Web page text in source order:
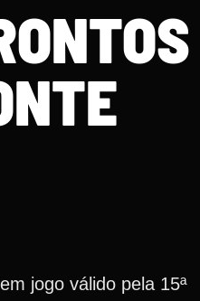
jogo válido pela 15ª